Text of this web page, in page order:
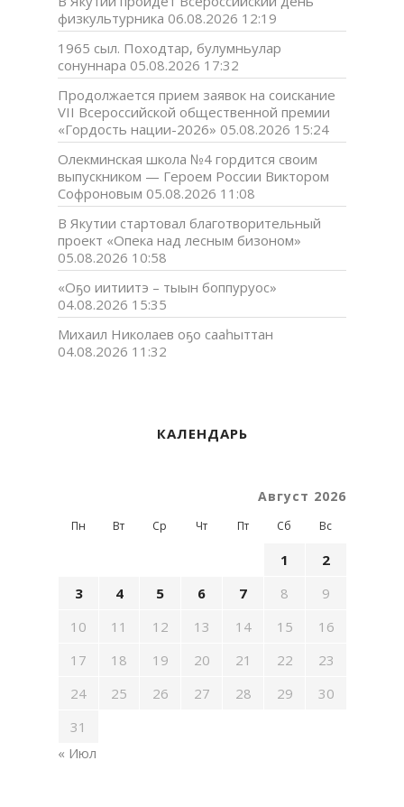
физкультурника 06.08.2026 12:19
1965 сыл. Походтар, булумньулар
сонуннара 05.08.2026 17:32
Продолжается прием заявок на соискание
VII Всероссийской общественной премии
«Гордость нации-2026» 05.08.2026 15:24
Олекминская школа №4 гордится своим
выпускником — Героем России Виктором
Софроновым 05.08.2026 11:08
В Якутии стартовал благотворительный
проект «Опека над лесным бизоном»
05.08.2026 10:58
«Оҕо иитиитэ – тыын боппуруос»
04.08.2026 15:35
Михаил Николаев оҕо сааһыттан
04.08.2026 11:32
КАЛЕНДАРЬ
Август 2026
Пн Вт Ср Чт Пт Сб Вс
1
2
3
4 5 6 7 8
9
10
11 12 13 14 15
16
17
18 19 20 21 22
23
24
25 26 27 28 29
30
31
« Июл